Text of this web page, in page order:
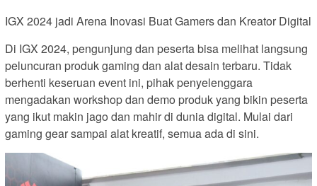
IGX 2024 jadi Arena Inovasi Buat Gamers dan Kreator Digital
Di IGX 2024, pengunjung dan peserta bisa melihat langsung
peluncuran produk gaming dan alat desain terbaru. Tidak
berhenti keseruan event ini, pihak penyelenggara
mengadakan workshop dan demo produk yang bikin peserta
yang ikut makin jago dan mahir di dunia digital. Mulai dari
gaming gear sampai alat kreatif, semua ada di sini.